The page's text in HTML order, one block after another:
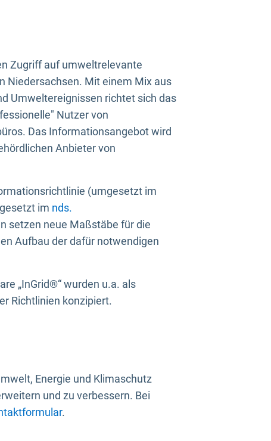
Zugriff auf umweltrelevante
Niedersachsen. Mit einem Mix aus
Umweltereignissen richtet sich das
Nutzer von
Das Informationsangebot wird
Anbieter von
(umgesetzt im
im nds.
setzen neue Maßstäbe für die
Aufbau der dafür notwendigen
„InGrid®“ wurden u.a. als
Richtlinien konzipiert.
Energie und Klimaschutz
und zu verbessern. Bei
.